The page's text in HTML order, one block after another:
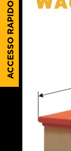
ACCESSO RAPIDO